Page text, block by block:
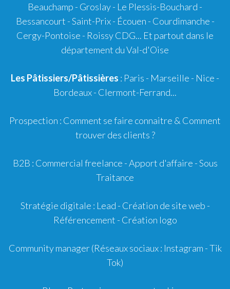
Beauchamp - Groslay - Le Plessis-Bouchard -
Bessancourt - Saint-Prix - Écouen - Courdimanche -
Cergy-Pontoise - Roissy CDG... Et partout dans le
département du Val-d'Oise
Les Pâtissiers/Pâtissières : Paris - Marseille - Nice -
Bordeaux- Clermont-Ferrand...
Prospection : Comment se faire connaitre & Comment
trouver des clients ?
B2B : Commercial freelance -Apport d'affaire - Sous
Traitance
Stratégie digitale : Lead - Création de site web -
Référencement - Création logo
Community manager(Réseaux sociaux : Instagram - Tik
Tok)